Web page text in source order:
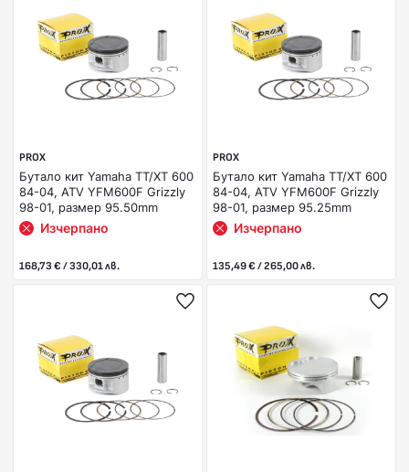
PROX
Бутало кит Yamaha TT/XT 600
84-04, ATV YFM600F Grizzly
98-01, размер 95.50mm
Изчерпано
168,73 € / 330,01 лв.
PROX
Бутало кит Yamaha TT/XT 600
84-04, ATV YFM600F Grizzly
98-01, размер 95.25mm
Изчерпано
135,49 € / 265,00 лв.